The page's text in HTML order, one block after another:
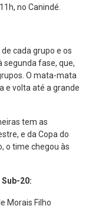
no Canindé.
cada grupo e os
segunda fase, que,
O mata-mata
e volta até a grande
tem as
e da Copa do
o time chegou às
20:
Morais Filho